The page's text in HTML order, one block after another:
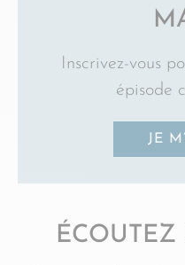
Inscrivez-vous
épisode
JE
ÉCOUTEZ